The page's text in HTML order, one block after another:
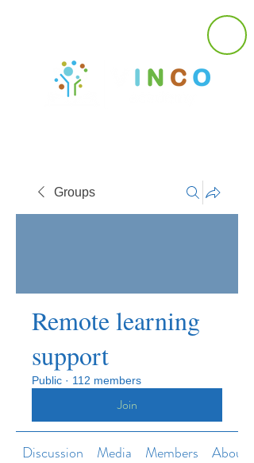
Groups
Remote learning
support
Public · 112 members
Join
Discussion Media Members About